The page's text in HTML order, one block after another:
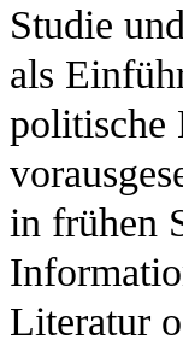
Studie
als
politische
in frühen
Literatur